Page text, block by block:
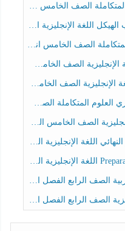
الخامس انسبير الفصل الثالث
الخامس انسبير الفصل الثالث
الصف الخامس الفصل الثالث
الصف الخامس عام الفصل الثالث
الصف الرابع الفصل الثالث
الصف الرابع الفصل الثالث
الصف الرابع الفصل الثالث